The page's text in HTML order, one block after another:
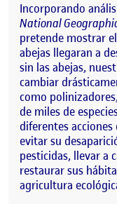
Incorporando
National
pretende mostrar
abejas llegaran a
sin las abejas,
cambiar
como
de miles de
diferentes
evitar su
pesticidas, llevar a
restaurar sus
agricultura